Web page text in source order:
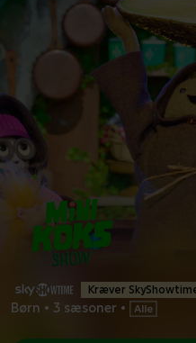
Kræver
Børn • 3 sæsoner •